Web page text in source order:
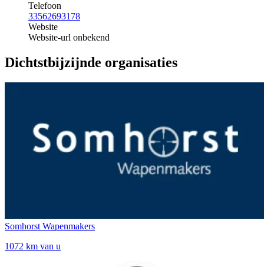
Telefoon
33562693178
Website
Website-url onbekend
Dichtstbijzijnde organisaties
Somhorst Wapenmakers
1072 km van u